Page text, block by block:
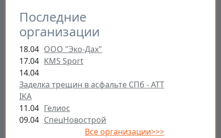
Последние
организации
18.04 ООО "Эко-Дах"
17.04 KMS Sport
14.04
Заделка трещин в асфальте СПб - ATT
IKA
11.04 Гелиос
09.04 СпецНовострой
Все организации>>>